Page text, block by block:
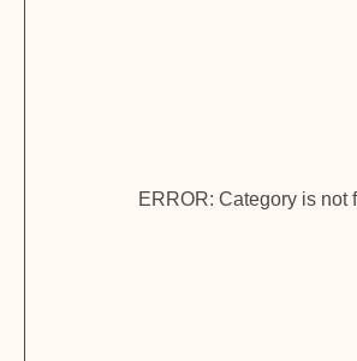
ERROR: Category is not